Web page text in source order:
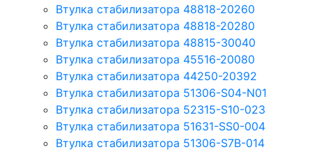
Втулка стабилизатора 48818-20260
Втулка стабилизатора 48818-20280
Втулка стабилизатора 48815-30040
Втулка стабилизатора 45516-20080
Втулка стабилизатора 44250-20392
Втулка стабилизатора 51306-S04-N01
Втулка стабилизатора 52315-S10-023
Втулка стабилизатора 51631-SS0-004
Втулка стабилизатора 51306-S7B-014